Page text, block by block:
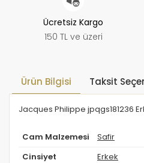
Ücretsiz Kargo
150 TL ve üzeri
Ürün Bilgisi Taksit
Jacques Philippe jpqgs181236
Cam Malzemesi Safir
Cinsiyet Erkek